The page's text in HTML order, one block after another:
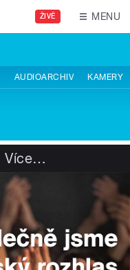
ŽIVĚ MENU
AUDIOARCHIV KAMERY
Více…